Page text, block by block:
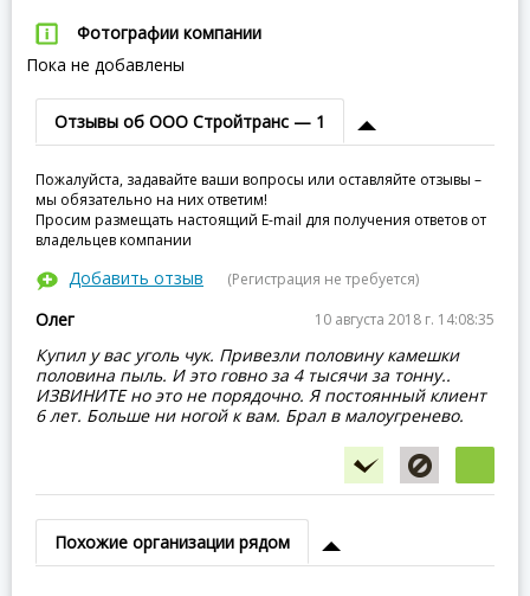
Фотографии компании
Пока не добавлены
Отзывы об ООО Стройтранс — 1
Пожалуйста, задавайте ваши вопросы или оставляйте отзывы –
мы обязательно на них ответим!
Просим размещать настоящий E-mail для получения ответов от
владельцев компании
Добавить отзыв (Регистрация не требуется)
Олег 10 августа 2018 г. 14:08:35
Купил у вас уголь чук. Привезли половину камешки
половина пыль. И это говно за 4 тысячи за тонну..
ИЗВИНИТЕ но это не порядочно. Я постоянный клиент
6 лет. Больше ни ногой к вам. Брал в малоугренево.
Похожие организации рядом